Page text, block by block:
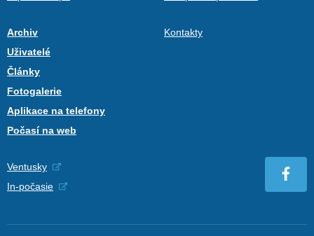
Archiv
Uživatelé
Články
Fotogalerie
Aplikace na telefony
Počasí na web
Kontakty
Ventusky
In-počasie